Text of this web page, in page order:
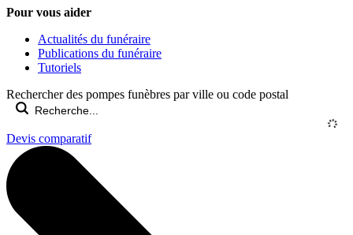
Pour vous aider
Actualités du funéraire
Publications du funéraire
Tutoriels
Rechercher des pompes funèbres par ville ou code postal
Devis comparatif